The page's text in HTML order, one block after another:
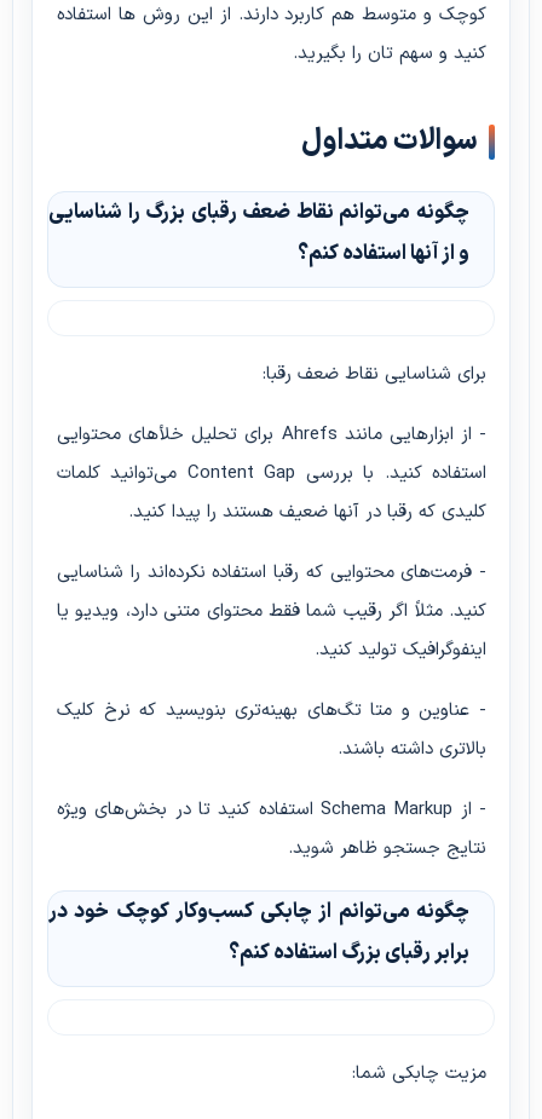
کوچک و متوسط هم کاربرد دارند. از این روش ها استفاده
کنید و سهم تان را بگیرید.
سوالات متداول
چگونه می‌توانم نقاط ضعف رقبای بزرگ را شناسایی
و از آنها استفاده کنم؟
برای شناسایی نقاط ضعف رقبا:
- از ابزارهایی مانند Ahrefs برای تحلیل خلأهای محتوایی
استفاده کنید. با بررسی Content Gap می‌توانید کلمات
کلیدی که رقبا در آنها ضعیف هستند را پیدا کنید.
- فرمت‌های محتوایی که رقبا استفاده نکرده‌اند را شناسایی
کنید. مثلاً اگر رقیب شما فقط محتوای متنی دارد، ویدیو یا
اینفوگرافیک تولید کنید.
- عناوین و متا تگ‌های بهینه‌تری بنویسید که نرخ کلیک
بالاتری داشته باشند.
- از Schema Markup استفاده کنید تا در بخش‌های ویژه
نتایج جستجو ظاهر شوید.
چگونه می‌توانم از چابکی کسب‌وکار کوچک خود در
برابر رقبای بزرگ استفاده کنم؟
مزیت چابکی شما: